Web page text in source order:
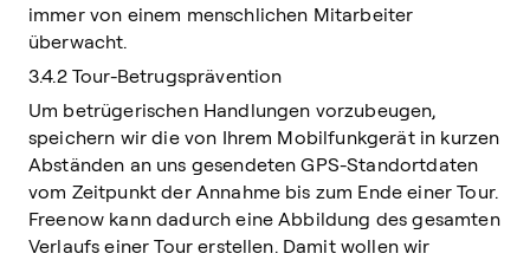
immer von einem menschlichen Mitarbeiter
überwacht.
3.4.2 Tour-Betrugsprävention
Um betrügerischen Handlungen vorzubeugen,
speichern wir die von Ihrem Mobilfunkgerät in kurzen
Abständen an uns gesendeten GPS-Standortdaten
vom Zeitpunkt der Annahme bis zum Ende einer Tour.
Freenow kann dadurch eine Abbildung des gesamten
Verlaufs einer Tour erstellen. Damit wollen wir